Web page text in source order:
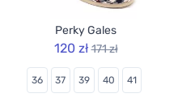
Perky Gales
120 zł 171 zł
36 37 39 40 41